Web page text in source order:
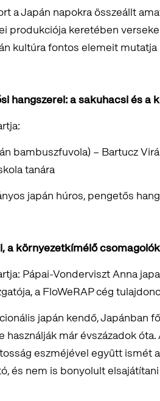
a Japán napokra összeállt
produkciója keretében
kultúra fontos elemeit mutatja
hangszerei: a
bambuszfuvola) – Bartucz
tanára
japán húros, pengetős
a környezetkímélő
Pápai-Vonderviszt Anna
a FloWeRAP cég
japán kendő, Japánban
használják már évszázadok
eszméjével együtt ismét
és nem is bonyolult